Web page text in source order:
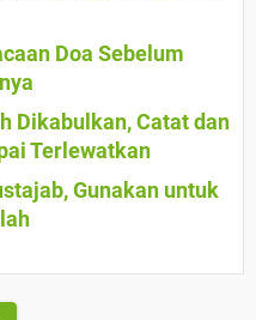
Doa Sebelum
Dikabulkan, Catat dan
Terlewatkan
Gunakan untuk